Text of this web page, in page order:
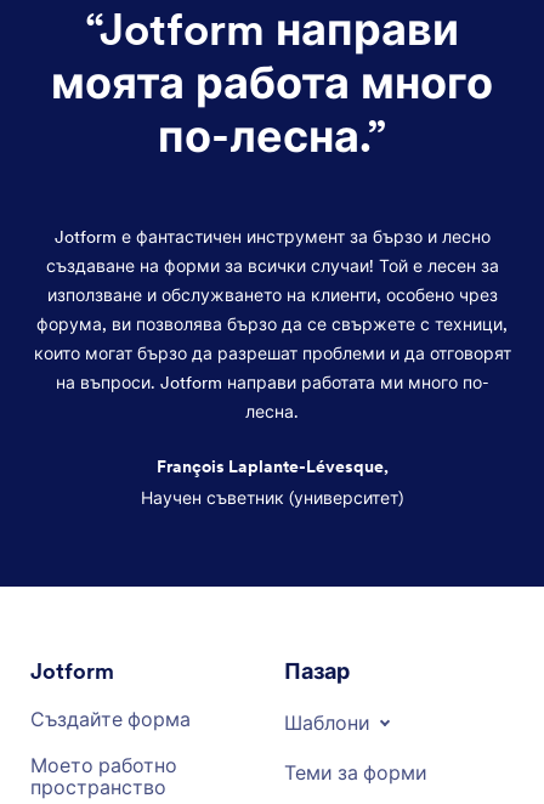
“Jotform направи
моята работа много
по-лесна.”
Jotform е фантастичен инструмент за бързо и лесно
създаване на форми за всички случаи! Той е лесен за
използване и обслужването на клиенти, особено чрез
форума, ви позволява бързо да се свържете с техници,
които могат бързо да разрешат проблеми и да отговорят
на въпроси. Jotform направи работата ми много по-
лесна.
François Laplante-Lévesque,
Научен съветник (университет)
Jotform
Създайте форма
Моето работно
пространство
Пазар
Шаблони
Теми за форми